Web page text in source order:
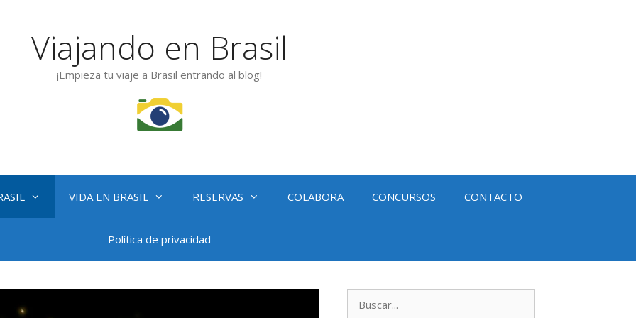
Viajando en Brasil
¡Empieza tu viaje a Brasil entrando al blog!
VIDA EN BRASIL RESERVAS COLABORA CONCURSOS CONTACTO
Política de privacidad